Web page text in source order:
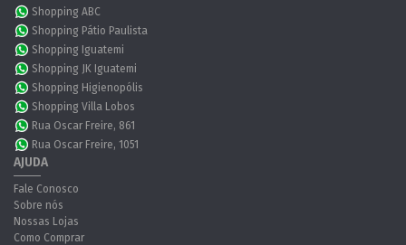
Shopping ABC
Shopping Pátio Paulista
Shopping Iguatemi
Shopping JK Iguatemi
Shopping Higienopólis
Shopping Villa Lobos
Rua Oscar Freire, 861
Rua Oscar Freire, 1051
AJUDA
Fale Conosco
Sobre nós
Nossas Lojas
Como Comprar